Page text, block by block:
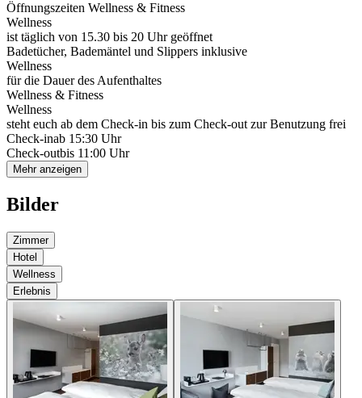
Öffnungszeiten Wellness & Fitness
Wellness
ist täglich von 15.30 bis 20 Uhr geöffnet
Badetücher, Bademäntel und Slippers inklusive
Wellness
für die Dauer des Aufenthaltes
Wellness & Fitness
Wellness
steht euch ab dem Check-in bis zum Check-out zur Benutzung frei
Check-inab 15:30 Uhr
Check-outbis 11:00 Uhr
Mehr anzeigen
Bilder
Zimmer
Hotel
Wellness
Erlebnis